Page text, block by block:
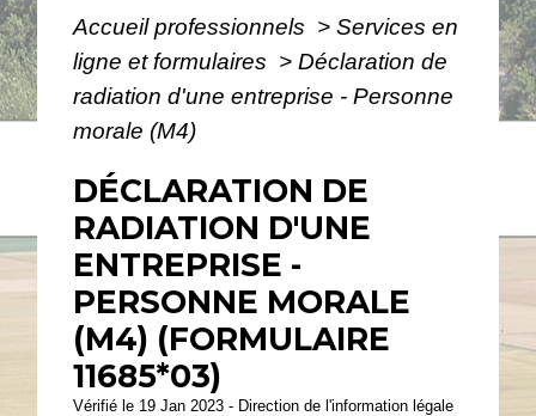
Accueil professionnels > Services en
ligne et formulaires > Déclaration de
radiation d'une entreprise - Personne
morale (M4)
DÉCLARATION DE
RADIATION D'UNE
ENTREPRISE -
PERSONNE MORALE
(M4) (FORMULAIRE
11685*03)
Vérifié le 19 Jan 2023 - Direction de l'information légale